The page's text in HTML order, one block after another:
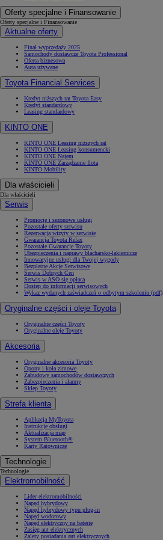
Oferty specjalne i Finansowanie
Oferty specjalne i Finansowanie
Aktualne oferty
Finał wyprzedaży 2025
Samochody dostawcze Toyota Professional
Oferta biznesowa
Auta używane
Toyota Financial Services
Kredyt niższych rat Toyota Easy
Kredyt standardowy
Leasing standardowy
KINTO ONE
KINTO ONE Leasing niższych rat
KINTO ONE Leasing konsumencki
KINTO ONE Najem
KINTO ONE Zarządzanie flotą
KINTO Mobility
Dla właścicieli
Dla właścicieli
Serwis
Promocje i sezonowe usługi
Pozostałe oferty serwisu
Rezerwacja wizyty w serwisie
Gwarancja Toyota Relax
Pozostałe Gwarancje Toyoty
Ubezpieczenia i naprawy blacharsko-lakiernicze
Innowacyjne usługi dla Twojej wygody
Bezpłatne Akcje Serwisowe
Serwis Dobrych Cen
Serwis w ASO się opłaca
Dostęp do informacji serwisowych
Wykaz wydanych zaświadczeń o odbytym szkoleniu (pdf)
Oryginalne części i oleje Toyota
Oryginalne części Toyoty
Oryginalne oleje Toyoty
Akcesoria
Oryginalne akcesoria Toyoty
Opony i koła zimowe
Zabudowy samochodów dostawczych
Zabezpieczenia i alarmy
Sklep Toyoty
Strefa klienta
Aplikacja MyToyota
Instrukcje obsługi
Aktualizacja map
System Bluetooth®
Karty Ratownicze
Technologie
Technologie
Elektromobilność
Lider elektromobilności
Napęd hybrydowy
Napęd hybrydowy typu plug-in
Napęd wodorowy
Napęd elektryczny na baterię
Zasięg aut elektrycznych
Zalety posiadania aut elektrycznych